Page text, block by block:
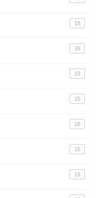
18
16
23
15
18
15
15